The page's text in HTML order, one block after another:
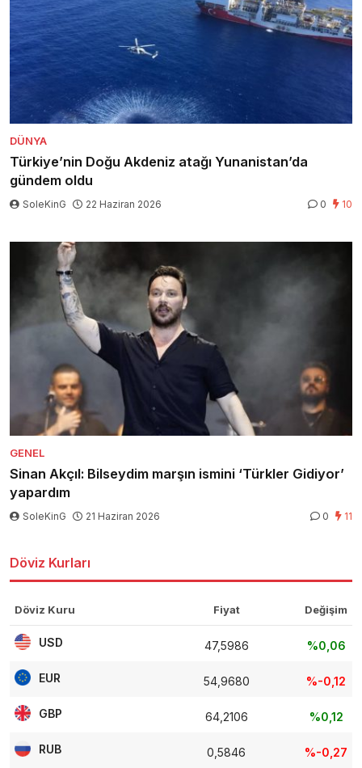
DÜNYA
Türkiye’nin Doğu Akdeniz atağı Yunanistan’da
gündem oldu
SoleKinG 22 Haziran 2026 0 10
GENEL
Sinan Akçıl: Bilseydim marşın ismini ‘Türkler Gidiyor’
yapardım
SoleKinG 21 Haziran 2026 0 11
Döviz Kurları
Döviz Kuru Fiyat Değişim
USD 47,5986 %0,06
EUR 54,9680 %-0,12
GBP 64,2106 %0,12
RUB 0,5846 %-0,27